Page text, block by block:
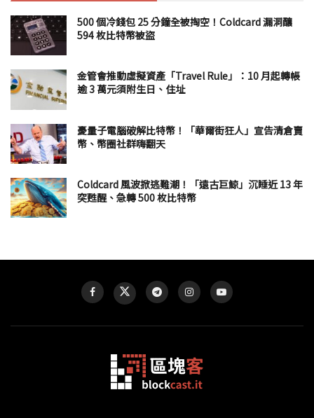
500 個冷錢包 25 分鐘全被掏空！Coldcard 漏洞釀
594 枚比特幣被盜
金管會推動虛擬資產「Travel Rule」：10 月起轉帳
逾 3 萬元須附生日、住址
憂量子電腦破解比特幣！「華爾街狂人」宣告清倉賣
幣、幣圈社群嗨翻天
Coldcard 風波掀逃難潮！「遠古巨鯨」沉睡近 13 年
突甦醒、急轉 500 枚比特幣